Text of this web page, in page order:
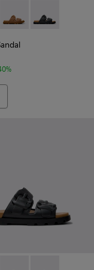
yarım bot
kahverengi yarım
- K101046-
Brutus Sandal -
Brutus